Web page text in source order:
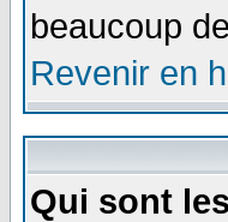
beaucoup
Revenir en
Qui sont